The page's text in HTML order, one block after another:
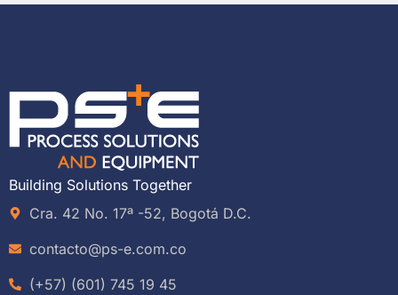
Building Solutions Together
Cra. 42 No. 17ª -52, Bogotá D.C.
contacto@ps-e.com.co
(+57) (601) 745 19 45